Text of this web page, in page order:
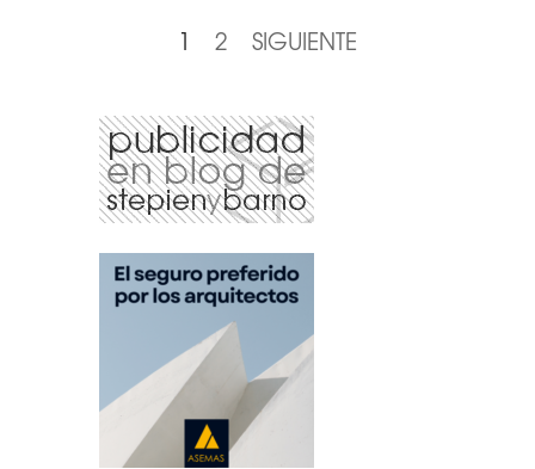
1 2 SIGUIENTE